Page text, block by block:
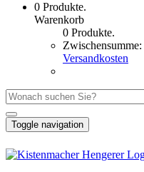
0 Produkte.
Warenkorb
0 Produkte.
Zwischensumme:
Versandkosten
Toggle navigation